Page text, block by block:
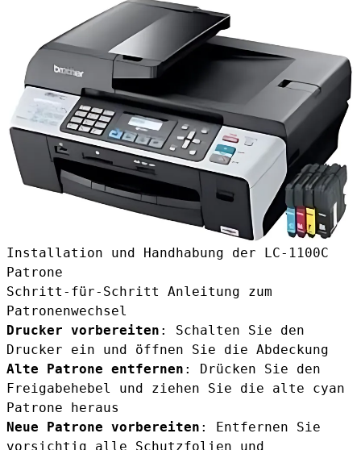
Installation und Handhabung der LC-1100C
Patrone
Schritt-für-Schritt Anleitung zum
Patronenwechsel
Drucker vorbereiten : Schalten Sie den
Drucker ein und öffnen Sie die Abdeckung
Alte Patrone entfernen : Drücken Sie den
Freigabehebel und ziehen Sie die alte cyan
Patrone heraus
Neue Patrone vorbereiten : Entfernen Sie
vorsichtig alle Schutzfolien und